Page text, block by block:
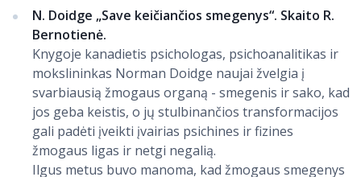
N. Doidge „Save keičiančios smegenys“. Skaito R.
Bernotienė.
Knygoje kanadietis psichologas, psichoanalitikas ir
mokslininkas Norman Doidge naujai žvelgia į
svarbiausią žmogaus organą - smegenis ir sako, kad
jos geba keistis, o jų stulbinančios transformacijos
gali padėti įveikti įvairias psichines ir fizines
žmogaus ligas ir netgi negalią.
Ilgus metus buvo manoma, kad žmogaus smegenys